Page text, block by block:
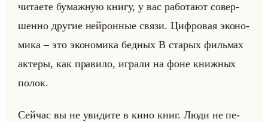
чи­та­ете бу­маж­ную книгу, у вас ра­бо­та­ют со­вер­
шен­но дру­гие нейрон­ные связи. Циф­ро­вая эко­но­
ми­ка – это эко­но­ми­ка бед­ных В ста­рых фильмах
ак­те­ры, как пра­ви­ло, иг­ра­ли на фоне книж­ных
полок.
Сейчас вы не уви­ди­те в кино книг. Люди не пе­